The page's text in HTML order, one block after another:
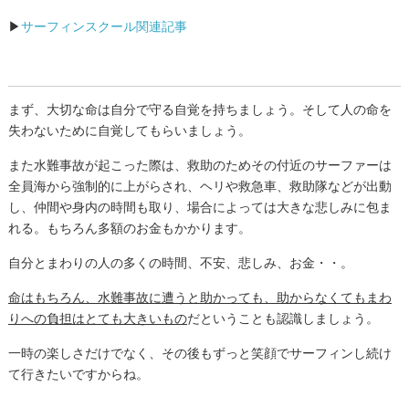
▶サーフィンスクール関連記事
まず、大切な命は自分で守る自覚を持ちましょう。そして人の命を
失わないために自覚してもらいましょう。
また水難事故が起こった際は、救助のためその付近のサーファーは
全員海から強制的に上がらされ、ヘリや救急車、救助隊などが出動
し、仲間や身内の時間も取り、場合によっては大きな悲しみに包ま
れる。もちろん多額のお金もかかります。
自分とまわりの人の多くの時間、不安、悲しみ、お金・・。
命はもちろん、水難事故に遭うと助かっても、助からなくてもまわ
りへの負担はとても大きいものだということも認識しましょう。
一時の楽しさだけでなく、その後もずっと笑顔でサーフィンし続け
て行きたいですからね。